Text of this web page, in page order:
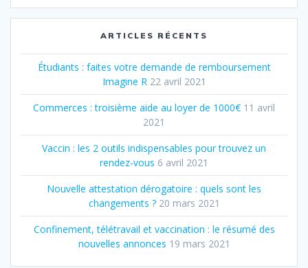
:
ARTICLES RÉCENTS
Étudiants : faites votre demande de remboursement
Imagine R 22 avril 2021
Commerces : troisième aide au loyer de 1000€ 11 avril
2021
Vaccin : les 2 outils indispensables pour trouvez un
rendez-vous 6 avril 2021
Nouvelle attestation dérogatoire : quels sont les
changements ? 20 mars 2021
Confinement, télétravail et vaccination : le résumé des
nouvelles annonces 19 mars 2021